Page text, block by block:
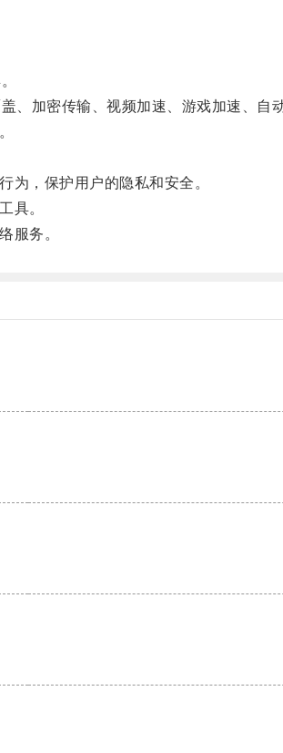
加密传输、视频加速、游戏加速、自动
，保护用户的隐私和安全。
具。
服务。